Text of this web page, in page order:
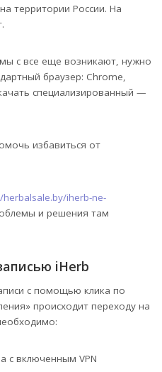
территории России. На
с все еще возникают, нужно
браузер: Chrome,
специализированный —
избавиться от
herbalsale.by/iherb-ne-
и решения там
iHerb
с помощью клика по
происходит переходу на
с включенным VPN